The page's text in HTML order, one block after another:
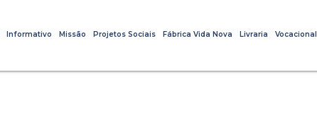
Informativo Missão Projetos Sociais Fábrica Vida Nova Livraria Vocacional